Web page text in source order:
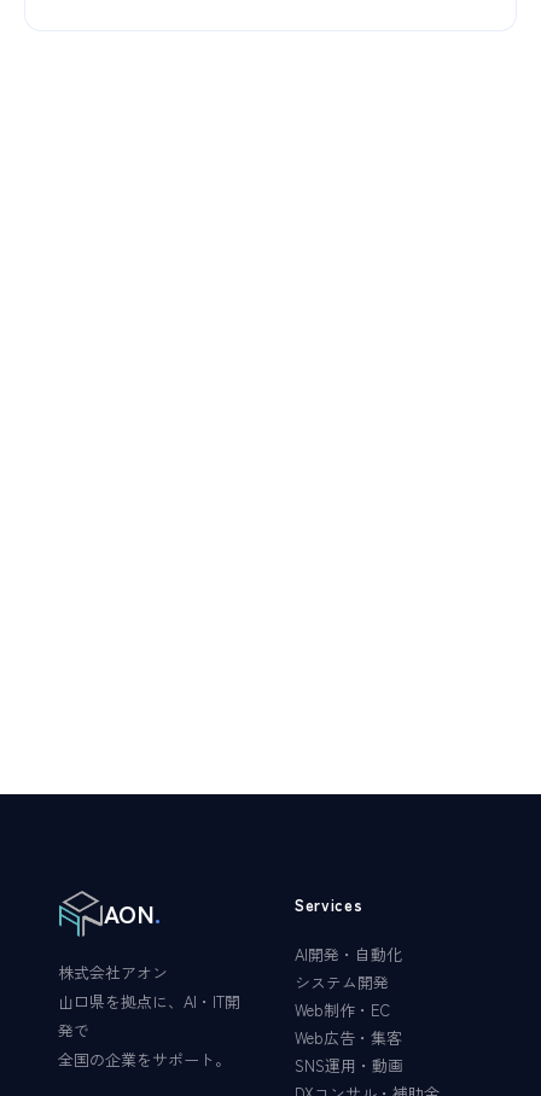
AON.
株式会社アオン
山口県を拠点に、AI・IT開
発で
全国の企業をサポート。
Services
AI開発・自動化
システム開発
Web制作・EC
Web広告・集客
SNS運用・動画